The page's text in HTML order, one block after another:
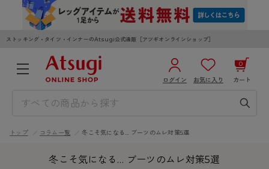
ストッキング・タイツ・インナーのAtsugi公式通販［アツギオンラインショップ］
ログイン お気に入り カート
0
3,980円以上のご購入で送料無料
トップ コラム一覧 冬こそ気になる… ブーツのムレ対策5選
冬こそ気になる… ブーツのムレ対策5選